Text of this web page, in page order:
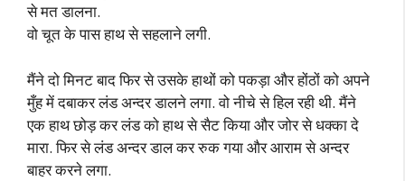
से मत डालना.
वो चूत के पास हाथ से सहलाने लगी.
मैंने दो मिनट बाद फिर से उसके हाथों को पकड़ा और होंठों को अपने
मुँह में दबाकर लंड अन्दर डालने लगा. वो नीचे से हिल रही थी. मैंने
एक हाथ छोड़ कर लंड को हाथ से सैट किया और जोर से धक्का दे
मारा. फिर से लंड अन्दर डाल कर रुक गया और आराम से अन्दर
बाहर करने लगा.